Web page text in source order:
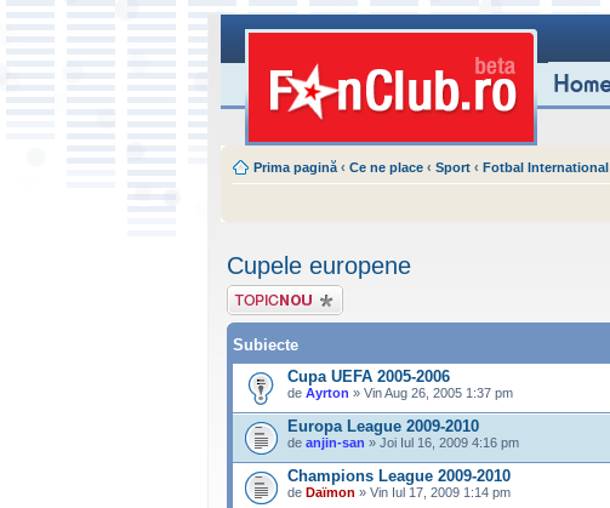
Prima pagină ‹ Ce ne place ‹ Sport ‹ Fotbal International
Cupele europene
Scrie un subiect
nou
Subiecte
Cupa UEFA 2005-2006
de Ayrton » Vin Aug 26, 2005 1:37 pm
Europa League 2009-2010
de anjin-san » Joi Iul 16, 2009 4:16 pm
Champions League 2009-2010
de Daïmon » Vin Iul 17, 2009 1:14 pm